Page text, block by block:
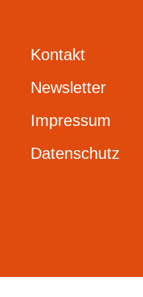
Kontakt
Newsletter
Impressum
Datenschutz